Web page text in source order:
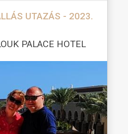
UTAZÁS - 2023.
PALACE HOTEL